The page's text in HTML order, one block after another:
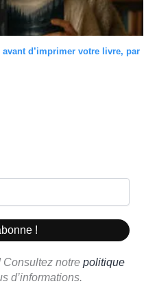
d’imprimer votre livre, par
Consultez notre politique
d’informations.